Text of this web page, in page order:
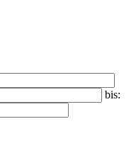
bis: